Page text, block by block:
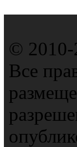
© 2010-
Все